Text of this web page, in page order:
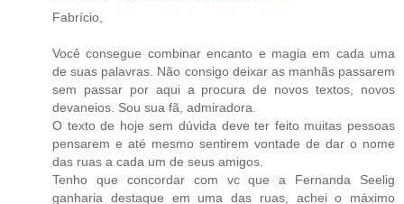
Fabrício,
Você consegue combinar encanto e magia em cada uma
de suas palavras. Não consigo deixar as manhãs passarem
sem passar por aqui a procura de novos textos, novos
devaneios. Sou sua fã, admiradora.
O texto de hoje sem dúvida deve ter feito muitas pessoas
pensarem e até mesmo sentirem vontade de dar o nome
das ruas a cada um de seus amigos.
Tenho que concordar com vc que a Fernanda Seelig
ganharia destaque em uma das ruas, achei o máximo